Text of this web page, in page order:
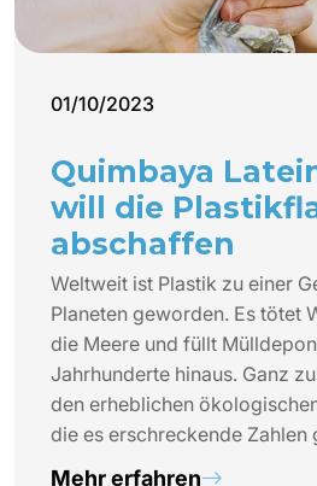
01/10/2023
Quimbaya
will die
abschaffen
Weltweit ist Plastik zu einer
Planeten geworden. Es tötet
die Meere und füllt
Jahrhunderte hinaus. Ganz
den erheblichen
die es erschreckende Zahlen
Mehr erfahren